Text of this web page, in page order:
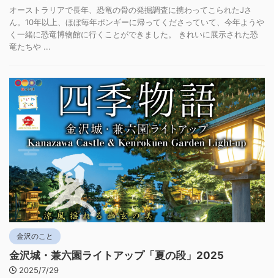
オーストラリアで長年、恐竜の骨の発掘調査に携わってこられたJさ
ん。10年以上、ほぼ毎年ポンギーに帰ってくださっていて、今年ようや
く一緒に恐竜博物館に行くことができました。 きれいに展示された恐
竜たちや ...
金沢のこと
金沢城・兼六園ライトアップ「夏の段」2025
2025/7/29